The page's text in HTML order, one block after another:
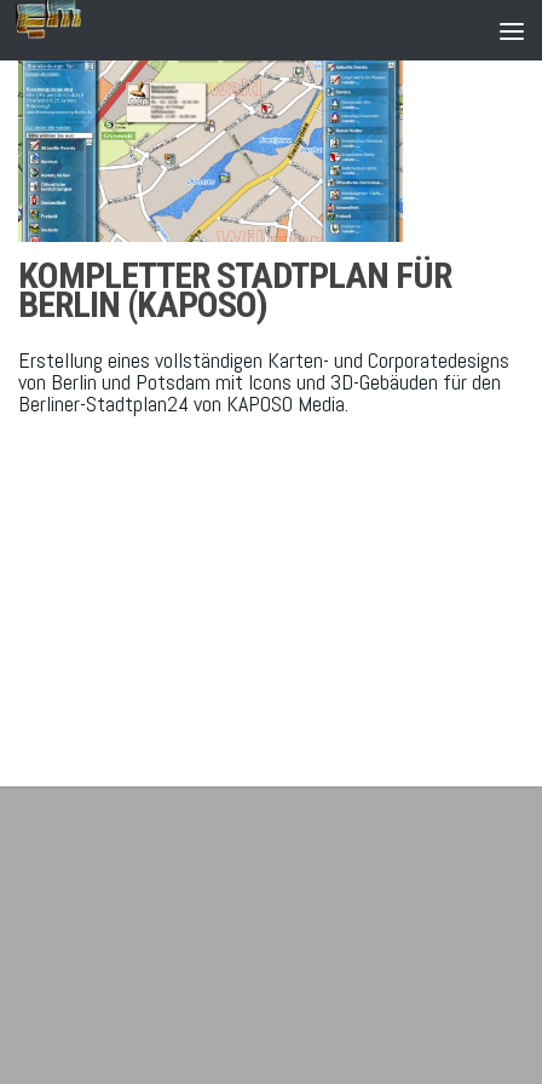
Zum Inhalt springen
KOMPLETTER STADTPLAN FÜR
BERLIN (KAPOSO)
Erstellung eines vollständigen Karten- und Corporatedesigns
von Berlin und Potsdam mit Icons und 3D-Gebäuden für den
Berliner-Stadtplan24 von KAPOSO Media.